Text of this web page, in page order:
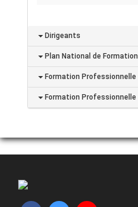
Dirigeants
Plan National de Formation
Formation Professionnelle
Formation Professionnelle